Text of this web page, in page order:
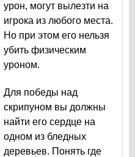
урон, могут вылезти на
игрока из любого места.
Но при этом его нельзя
убить физическим
уроном.
Для победы над
скрипуном вы должны
найти его сердце на
одном из бледных
деревьев. Понять где